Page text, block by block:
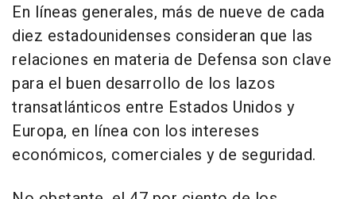
En líneas generales, más de nueve de cada
diez estadounidenses consideran que las
relaciones en materia de Defensa son clave
para el buen desarrollo de los lazos
transatlánticos entre Estados Unidos y
Europa, en línea con los intereses
económicos, comerciales y de seguridad.